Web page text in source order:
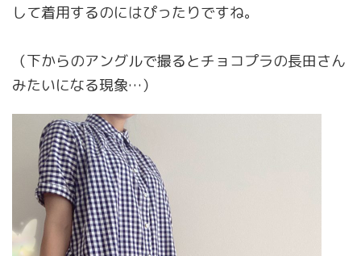
して着用するのにはぴったりですね。
（下からのアングルで撮るとチョコプラの長田さん
みたいになる現象…）